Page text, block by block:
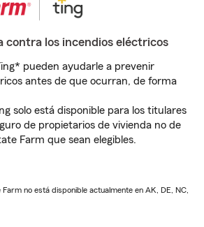
contra los incendios eléctricos
pueden ayudarle a prevenir
antes de que ocurran, de forma
solo está disponible para los titulares
de propietarios de vivienda no de
Farm que sean elegibles.
no está disponible actualmente en AK, DE, NC,